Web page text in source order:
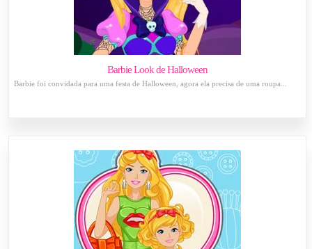
Barbie Look de Halloween
Barbie foi convidada para uma festa de Halloween, agora ela precisa de uma roupa...